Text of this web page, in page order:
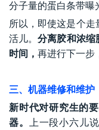
分子量的蛋白条带曝
所以，即使这是个
活儿。分离胶和浓缩
时间， 再进行下一步
三、机器维修和维护
新时代对研究生的
器。
上一段小六儿